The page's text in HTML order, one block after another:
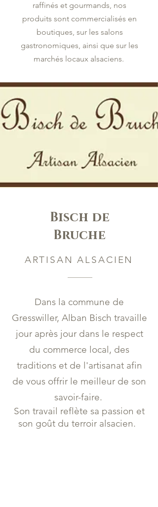
raffinés et gourmands, nos
produits sont commercialisés en
boutiques, sur les salons
gastronomiques, ainsi que sur les
marchés locaux alsaciens.
Bisch de
Bruche
ARTISAN ALSACIEN
Dans la commune de
Gresswiller, Alban Bisch travaille
jour après jour dans le respect
du commerce local, des
traditions et de l'artisanat afin
de vous offrir le meilleur de son
savoir-faire.
Son travail reflète sa passion et
son goût du terroir alsacien.